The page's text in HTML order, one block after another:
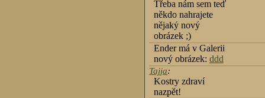
Třeba nám sem teď
někdo nahrajete
nějaký nový
obrázek ;)
Ender má v Galerii
nový obrázek: ddd
Tajja:
Kostry zdraví
nazpět!